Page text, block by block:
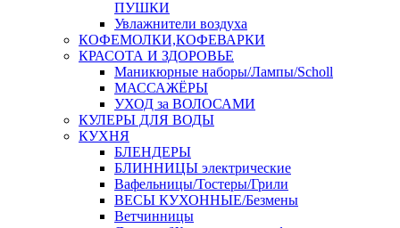
ПУШКИ
Увлажнители воздуха
КОФЕМОЛКИ,КОФЕВАРКИ
КРАСОТА И ЗДОРОВЬЕ
Маникюрные наборы/Лампы/Scholl
МАССАЖЁРЫ
УХОД за ВОЛОСАМИ
КУЛЕРЫ ДЛЯ ВОДЫ
КУХНЯ
БЛЕНДЕРЫ
БЛИННИЦЫ электрические
Вафельницы/Тостеры/Грили
ВЕСЫ КУХОННЫЕ/Безмены
Ветчинницы